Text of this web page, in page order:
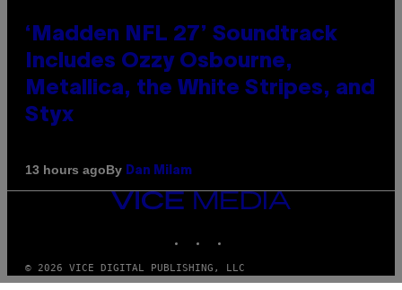
‘Madden NFL 27’ Soundtrack
Includes Ozzy Osbourne,
Metallica, the White Stripes, and
Styx
13 hours agoBy Dan Milam
VICE
MEDIA
© 2026 VICE DIGITAL PUBLISHING, LLC